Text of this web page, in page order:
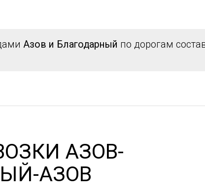
Азов и Благодарный по дорогам
АЗОВ-
АЗОВ